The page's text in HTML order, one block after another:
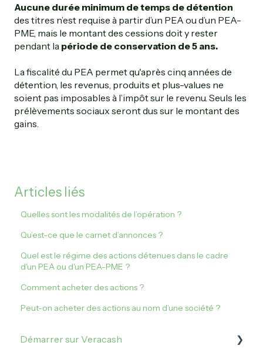
Aucune durée minimum de temps de détention
des titres n’est requise à partir d’un PEA ou d’un PEA-
PME, mais le montant des cessions doit y rester
pendant la période de conservation de 5 ans.
La fiscalité du PEA permet qu'après cinq années de
détention, les revenus, produits et plus-values ne
soient pas imposables à l’impôt sur le revenu. Seuls les
prélèvements sociaux seront dus sur le montant des
gains.
Articles liés
Quelles sont les modalités de l’opération ?
Qu’est-ce que le carnet d’annonces ?
Quel est le régime des actions détenues dans le cadre
d'un PEA ou d'un PEA-PME ?
Comment acheter des actions ?
Peut-on acheter des actions au nom d’une société ?
Démarrer sur Veracash